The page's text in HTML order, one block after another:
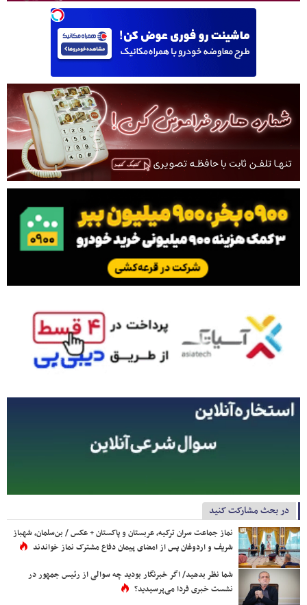
در بحث مشارکت کنید
نماز جماعت سران ترکیه، عربستان و پاکستان + عکس / بن‌سلمان، شهباز
شریف و اردوغان پس از امضای پیمان دفاع مشترک نماز خواندند
شما نظر بدهید/ اگر خبرنگار بودید چه سوالی از رئیس جمهور در
نشست خبری فردا می‌پرسیدید؟